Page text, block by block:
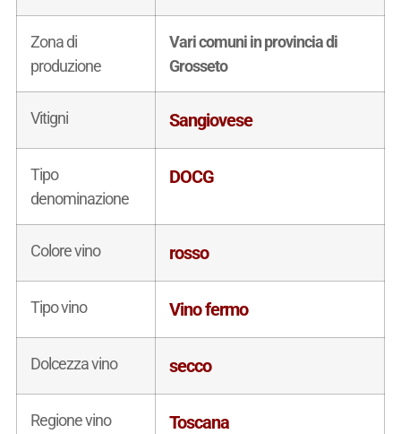
Zona di
produzione
Vari comuni in provincia di
Grosseto
Vitigni Sangiovese
Tipo
denominazione
DOCG
Colore vino rosso
Tipo vino Vino fermo
Dolcezza vino secco
Regione vino Toscana